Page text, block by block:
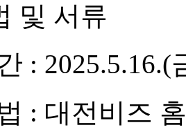
및 서류
: 2025.5.16.(
: 대전비즈